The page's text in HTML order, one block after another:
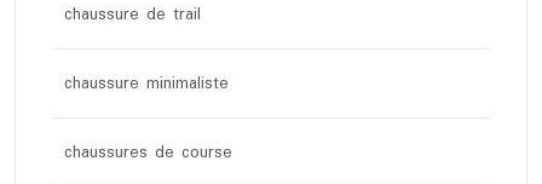
chaussure de trail
chaussure minimaliste
chaussures de course